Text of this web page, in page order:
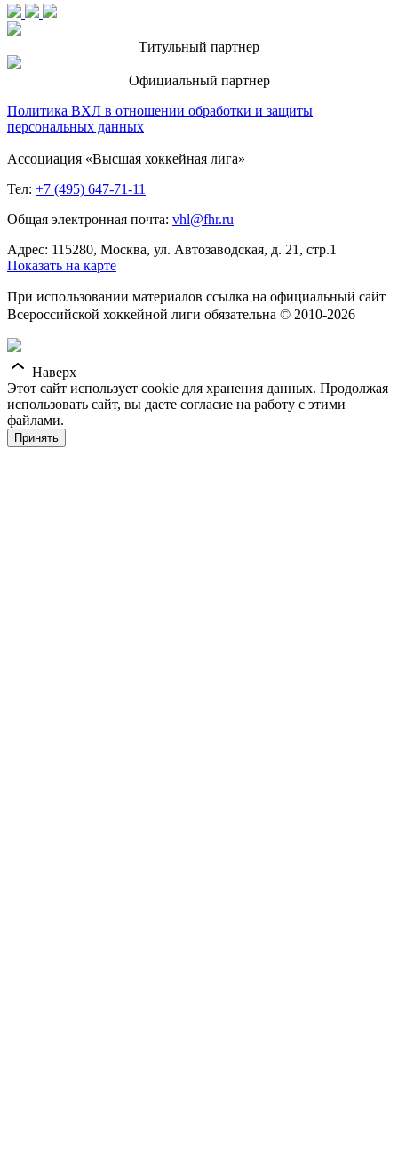
Титульный партнер
Официальный партнер
Политика ВХЛ в отношении обработки и защиты
персональных данных
Ассоциация «Высшая хоккейная лига»
Тел: +7 (495) 647-71-11
Общая электронная почта: vhl@fhr.ru
Адрес: 115280, Москва, ул. Автозаводская, д. 21, стр.1
Показать на карте
При использовании материалов ссылка на официальный сайт
Всероссийской хоккейной лиги обязательна © 2010-2026
Наверх
Этот сайт использует cookie для хранения данных. Продолжая
использовать сайт, вы даете согласие на работу с этими
файлами.
Принять